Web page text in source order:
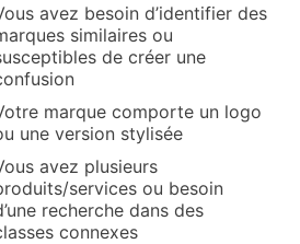
avez besoin d’identifier des
similaires ou
de créer une
marque comporte un logo
une version stylisée
avez plusieurs
services ou besoin
recherche dans des
connexes